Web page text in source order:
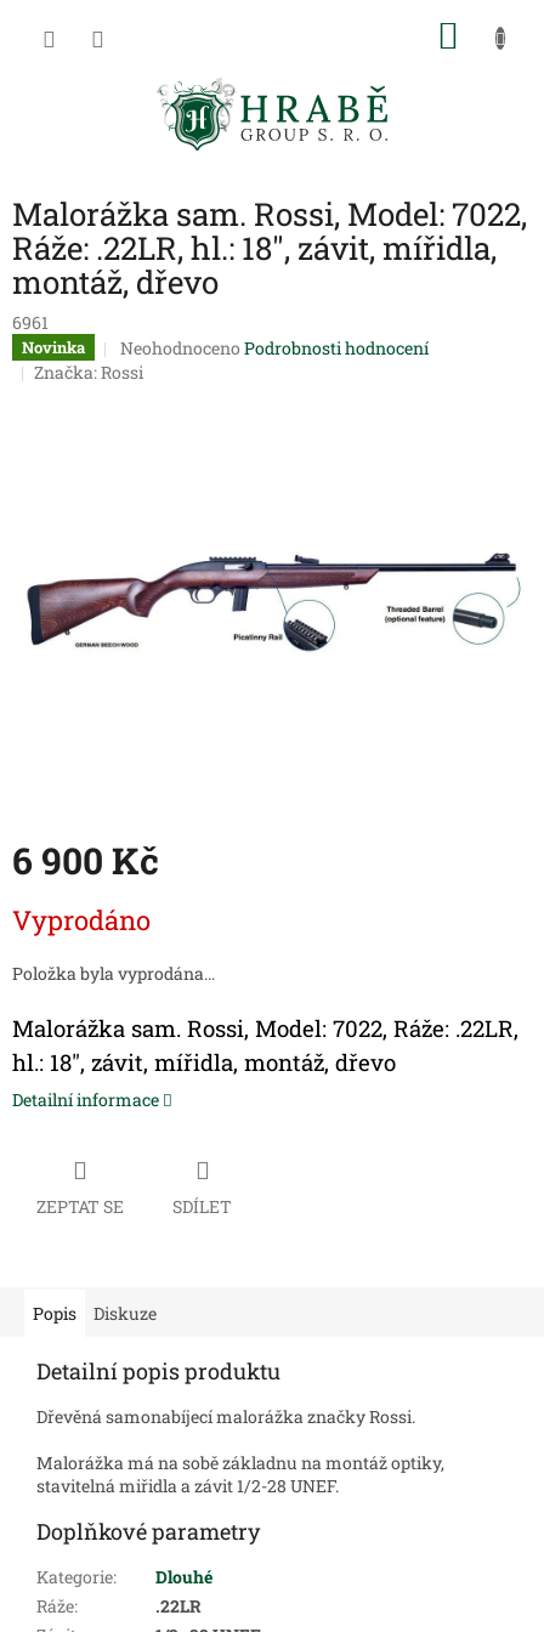
Malorážka sam. Rossi, Model: 7022,
Ráže: .22LR, hl.: 18", závit, mířidla,
montáž, dřevo
6961
Novinka
Průměrné
hodnocení
Neohodnoceno Podrobnosti hodnocení
Značka:Rossi
6 900 Kč
cena:
Vyprodáno
Položka byla vyprodána…
Malorážka sam. Rossi, Model: 7022, Ráže: .22LR,
hl.: 18", závit, mířidla, montáž, dřevo
Detailní informace
ZEPTAT SE SDÍLET
Popis Diskuze
Detailní popis produktu
Dřevěná samonabíjecí malorážka značky Rossi.
Malorážka má na sobě základnu na montáž optiky,
stavitelná miřidla a závit 1/2-28 UNEF.
Doplňkové parametry
Kategorie:
Dlouhé
Ráže:
.22LR